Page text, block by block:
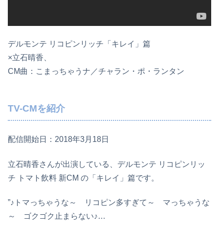
デルモンテ リコピンリッチ「キレイ」篇
×立石晴香、
CM曲：こまっちゃうナ／チャラン・ポ・ランタン
TV-CMを紹介
配信開始日：2018年3月18日
立石晴香さんが出演している、デルモンテ リコピンリッ
チ トマト飲料 新CM の「キレイ」篇です。
”♪トマっちゃうな～ リコピン多すぎて～ マっちゃうな
～ ゴクゴク止まらない♪…